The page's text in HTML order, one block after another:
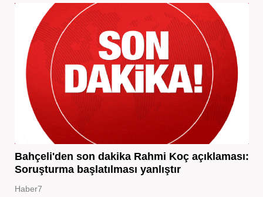
Bahçeli'den son dakika Rahmi Koç açıklaması:
Soruşturma başlatılması yanlıştır
Haber7